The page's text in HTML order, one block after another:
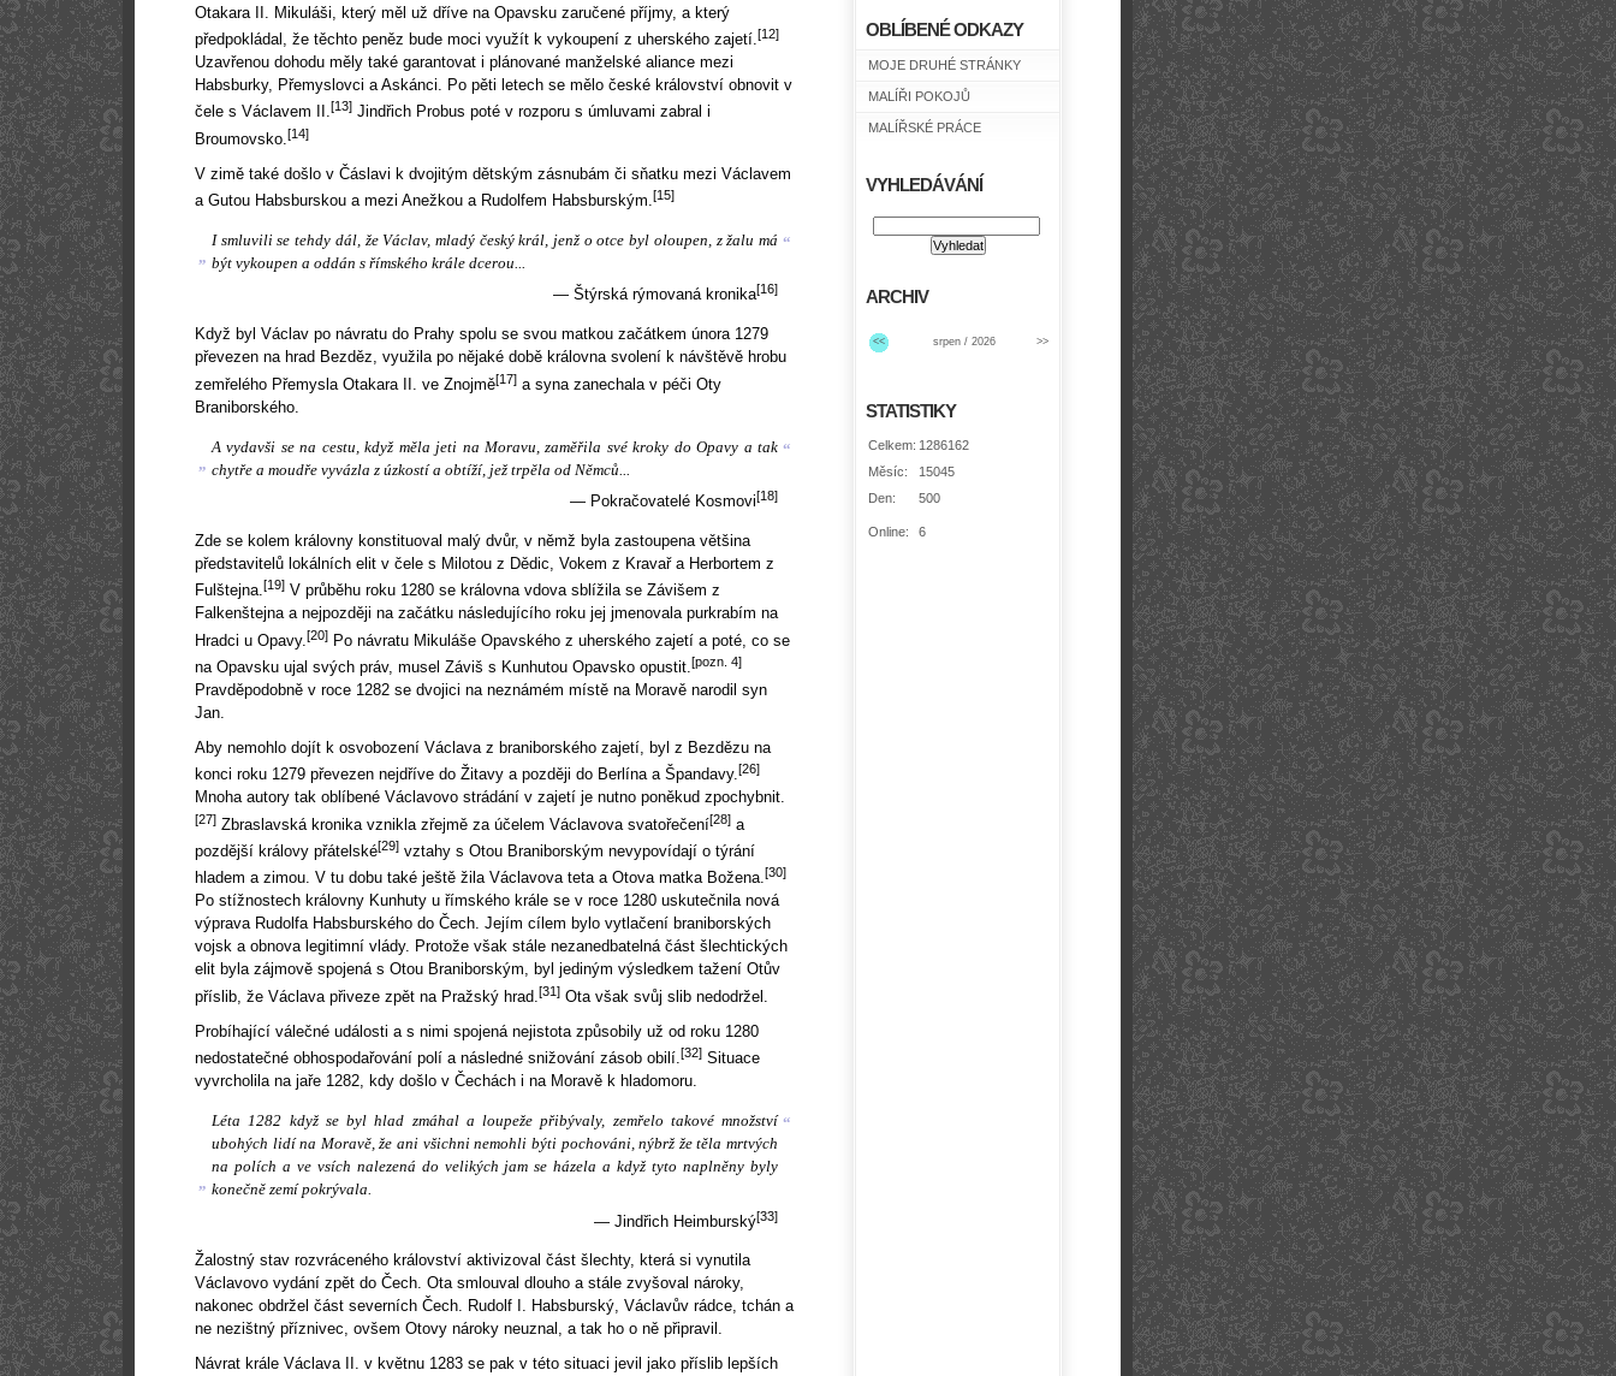
Otakara II. Mikuláši, který měl už dříve na Opavsku zaručené příjmy, a který
předpokládal, že těchto peněz bude moci využít k vykoupení z uherského zajetí. [12]
Uzavřenou dohodu měly také garantovat i plánované manželské aliance mezi
Habsburky, Přemyslovci a Askánci. Po pěti letech se mělo české království obnovit v
čele s Václavem II.[13] Jindřich Probus poté v rozporu s úmluvami zabral i
Broumovsko. [14]
V zimě také došlo v Čáslavi k dvojitým dětským zásnubám či sňatku mezi Václavem
a Gutou Habsburskou a mezi Anežkou a Rudolfem Habsburským. [15]
„
I smluvili se tehdy dál, že Václav, mladý český král, jenž o otce byl oloupen, z žalu má
být vykoupen a oddán s římského krále dcerou...
“
— Štýrská rýmovaná kronika[16]
Když byl Václav po návratu do Prahy spolu se svou matkou začátkem února 1279
převezen na hrad Bezděz, využila po nějaké době královna svolení k návštěvě hrobu
zemřelého Přemysla Otakara II. ve Znojmě[17] a syna zanechala v péči Oty
Braniborského.
„
A vydavši se na cestu, když měla jeti na Moravu, zaměřila své kroky do Opavy a tak
chytře a moudře vyvázla z úzkostí a obtíží, jež trpěla od Němců...
“
— Pokračovatelé Kosmovi[18]
Zde se kolem královny konstituoval malý dvůr, v němž byla zastoupena většina
představitelů lokálních elit v čele s Milotou z Dědic, Vokem z Kravař a Herbortem z
Fulštejna.[19] V průběhu roku 1280 se královna vdova sblížila se Závišem z
Falkenštejna a nejpozději na začátku následujícího roku jej jmenovala purkrabím na
Hradci u Opavy. [20] Po návratu Mikuláše Opavského z uherského zajetí a poté, co se
na Opavsku ujal svých práv, musel Záviš s Kunhutou Opavsko opustit.[pozn. 4]
Pravděpodobně v roce 1282 se dvojici na neznámém místě na Moravě narodil syn
Jan.
Aby nemohlo dojít k osvobození Václava z braniborského zajetí, byl z Bezdězu na
konci roku 1279 převezen nejdříve do Žitavy a později do Berlína a Špandavy.[26]
Mnoha autory tak oblíbené Václavovo strádání v zajetí je nutno poněkud zpochybnit.
[27] Zbraslavská kronika vznikla zřejmě za účelem Václavova svatořečení[28] a
pozdější královy přátelské[29] vztahy s Otou Braniborským nevypovídají o týrání
hladem a zimou. V tu dobu také ještě žila Václavova teta a Otova matka Božena.[30]
Po stížnostech královny Kunhuty u římského krále se v roce 1280 uskutečnila nová
výprava Rudolfa Habsburského do Čech. Jejím cílem bylo vytlačení braniborských
vojsk a obnova legitimní vlády. Protože však stále nezanedbatelná část šlechtických
elit byla zájmově spojená s Otou Braniborským, byl jediným výsledkem tažení Otův
příslib, že Václava přiveze zpět na Pražský hrad. [31] Ota však svůj slib nedodržel.
Probíhající válečné události a s nimi spojená nejistota způsobily už od roku 1280
nedostatečné obhospodařování polí a následné snižování zásob obilí.[32] Situace
vyvrcholila na jaře 1282, kdy došlo v Čechách i na Moravě k hladomoru.
„
Léta 1282 když se byl hlad zmáhal a loupeže přibývaly, zemřelo takové množství
ubohých lidí na Moravě, že ani všichni nemohli býti pochováni, nýbrž že těla mrtvých
na polích a ve vsích nalezená do velikých jam se házela a když tyto naplněny byly
konečně zemí pokrývala.
“
— Jindřich Heimburský[33]
Žalostný stav rozvráceného království aktivizoval část šlechty, která si vynutila
Václavovo vydání zpět do Čech. Ota smlouval dlouho a stále zvyšoval nároky,
nakonec obdržel část severních Čech. Rudolf I. Habsburský, Václavův rádce, tchán a
ne nezištný příznivec, ovšem Otovy nároky neuznal, a tak ho o ně připravil.
Návrat krále Václava II. v květnu 1283 se pak v této situaci jevil jako příslib lepších
OBLÍBENÉ ODKAZY
MOJE DRUHÉ STRÁNKY
MALÍŘI POKOJŮ
MALÍŘSKÉ PRÁCE
VYHLEDÁVÁNÍ
ARCHIV
<< srpen / 2026 >>
STATISTIKY
Online: 6
Celkem: 1286162
Měsíc:
15045
Den:
500